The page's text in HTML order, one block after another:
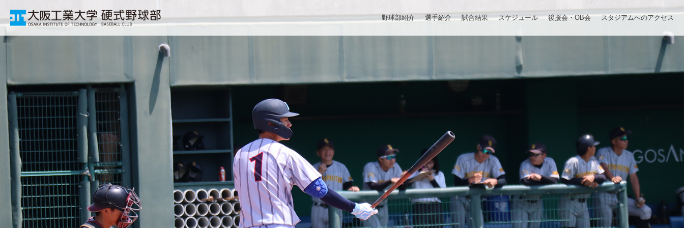
野球部紹介 選手紹介 試合結果 スケジュール 後援会・OB会 スタジアムへのアクセス